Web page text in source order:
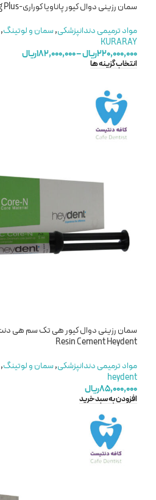
سمان رزینی دوال کیور پاناویا کوراری-Kuraray Panavia SA Luting Plus
مواد ترمیمی دندانپزشکی,سمان و لوتینگ,
KURARAY
۲۲۰,۰۰۰,۰۰۰ریال–۱۸۲,۰۰۰,۰۰۰ریال
انتخاب گزینه ها
Resin Cement Heydent
مواد ترمیمی دندانپزشکی,سمان و لوتینگ,
heydent
۸۵,۰۰۰,۰۰۰ریال
افزودن به سبد خرید